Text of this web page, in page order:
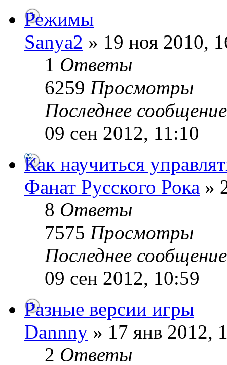
Режимы
Sanya2 » 19 ноя 2010,
1 Ответы
6259 Просмотры
Последнее
09 сен 2012, 11:10
Как научиться
Фанат Русского Рока »
8 Ответы
7575 Просмотры
Последнее
09 сен 2012, 10:59
Разные версии игры
Dannny » 17 янв 2012,
2 Ответы